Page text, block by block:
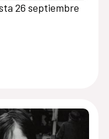
26 septiembre